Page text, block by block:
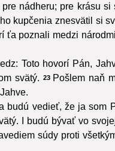
nádheru; pre krásu
kupčenia znesvätil si
ťa poznali medzi
Toto hovorí Pán,
svätý.
23 Pošlem naň
budú vedieť, že ja som
I budú bývať vo
súdy proti